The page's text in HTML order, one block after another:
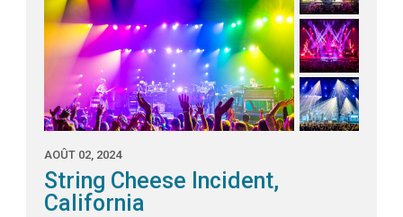
AOÛT 02, 2024
String Cheese Incident,
California